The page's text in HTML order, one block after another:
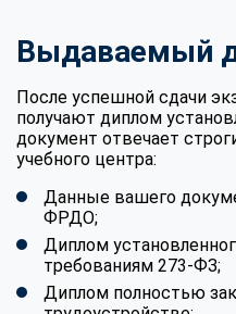
Выдаваемый
После успешной сдачи
получают диплом
документ отвечает
учебного центра:
Данные вашего
ФРДО;
Диплом
требованиям 273-ФЗ;
Диплом полностью